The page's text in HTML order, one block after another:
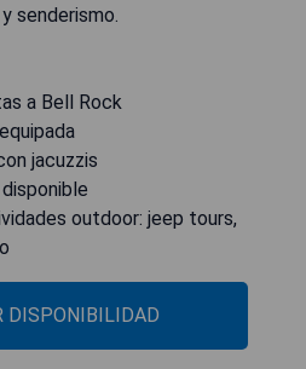
senderismo.
a Bell Rock
jacuzzis
outdoor: jeep tours,
DISPONIBILIDAD